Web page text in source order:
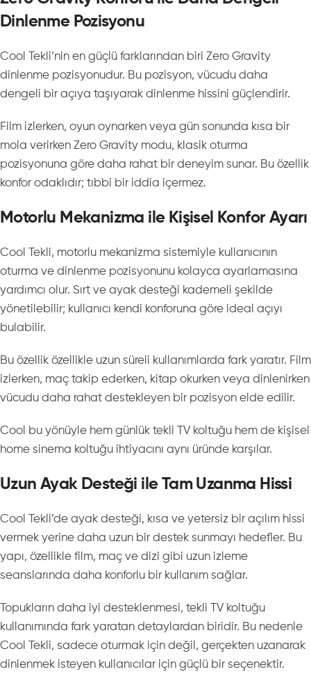
Dinlenme Pozisyonu
Cool Tekli’nin en güçlü farklarından biri Zero Gravity
dinlenme pozisyonudur. Bu pozisyon, vücudu daha
dengeli bir açıya taşıyarak dinlenme hissini güçlendirir.
Film izlerken, oyun oynarken veya gün sonunda kısa bir
mola verirken Zero Gravity modu, klasik oturma
pozisyonuna göre daha rahat bir deneyim sunar. Bu özellik
konfor odaklıdır; tıbbi bir iddia içermez.
Motorlu Mekanizma ile Kişisel Konfor Ayarı
Cool Tekli, motorlu mekanizma sistemiyle kullanıcının
oturma ve dinlenme pozisyonunu kolayca ayarlamasına
yardımcı olur. Sırt ve ayak desteği kademeli şekilde
yönetilebilir; kullanıcı kendi konforuna göre ideal açıyı
bulabilir.
Bu özellik özellikle uzun süreli kullanımlarda fark yaratır. Film
izlerken, maç takip ederken, kitap okurken veya dinlenirken
vücudu daha rahat destekleyen bir pozisyon elde edilir.
Cool bu yönüyle hem günlük tekli TV koltuğu hem de kişisel
home sinema koltuğu ihtiyacını aynı üründe karşılar.
Uzun Ayak Desteği ile Tam Uzanma Hissi
Cool Tekli’de ayak desteği, kısa ve yetersiz bir açılım hissi
vermek yerine daha uzun bir destek sunmayı hedefler. Bu
yapı, özellikle film, maç ve dizi gibi uzun izleme
seanslarında daha konforlu bir kullanım sağlar.
Topukların daha iyi desteklenmesi, tekli TV koltuğu
kullanımında fark yaratan detaylardan biridir. Bu nedenle
Cool Tekli, sadece oturmak için değil, gerçekten uzanarak
dinlenmek isteyen kullanıcılar için güçlü bir seçenektir.